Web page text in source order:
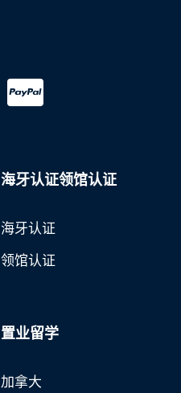
海牙认证领馆认证
海牙认证
领馆认证
置业留学
加拿大